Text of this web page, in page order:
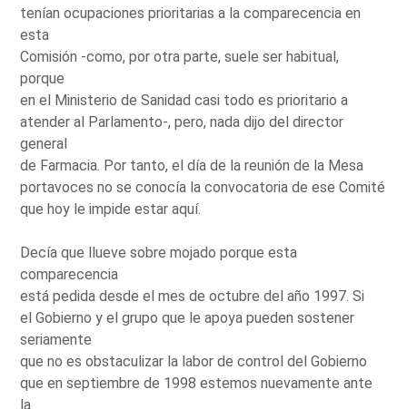
tenían ocupaciones prioritarias a la comparecencia en
esta
Comisión -como, por otra parte, suele ser habitual,
porque
en el Ministerio de Sanidad casi todo es prioritario a
atender al Parlamento-, pero, nada dijo del director
general
de Farmacia. Por tanto, el día de la reunión de la Mesa
portavoces no se conocía la convocatoria de ese Comité
que hoy le impide estar aquí.
Decía que llueve sobre mojado porque esta
comparecencia
está pedida desde el mes de octubre del año 1997. Si
el Gobierno y el grupo que le apoya pueden sostener
seriamente
que no es obstaculizar la labor de control del Gobierno
que en septiembre de 1998 estemos nuevamente ante
la